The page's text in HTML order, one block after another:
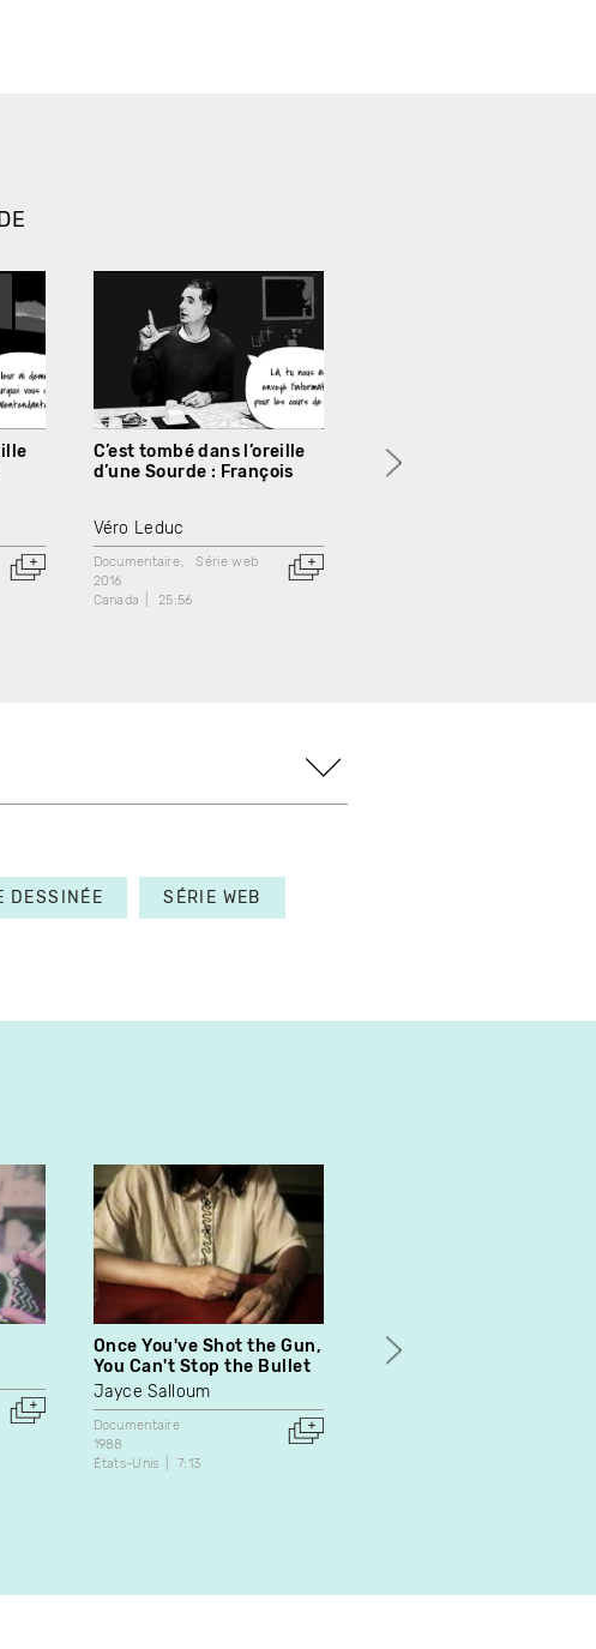
C’est tombé dans l’oreille
d’une Sourde : François
Véro Leduc
Documentaire
Série web
2016
Canada
25:56
C’est tombé dans l’oreille
d’une Sourde : Hodan
DESSINÉE SÉRIE WEB
Once You've Shot the Gun,
You Can't Stop the Bullet
Jayce Salloum
Documentaire
1988
États-Unis
7:13
La consommation
Documentaire